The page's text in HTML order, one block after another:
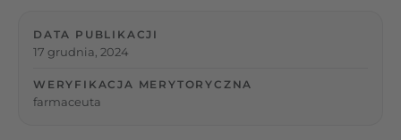
DATA PUBLIKACJI
17 grudnia, 2024
WERYFIKACJA MERYTORYCZNA
farmaceuta